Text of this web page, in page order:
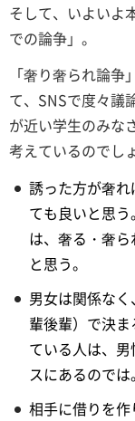
そして、いよいよ
での論争」。
「奢り奢られ論
て、SNSで度々議
が近い学生のみな
考えているのでし
誘った方が奢
ても良いと思
は、奢る・奢
と思う。
男女は関係な
輩後輩）で決
ている人は、
スにあるのでは。
相手に借りを